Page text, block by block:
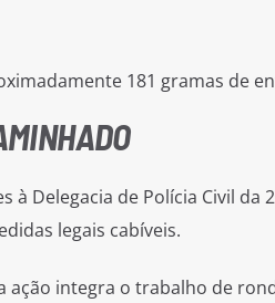
181 gramas de
à Delegacia de Polícia Civil da
legais cabíveis.
ação integra o trabalho de